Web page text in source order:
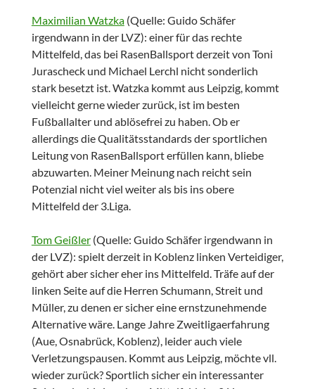
Maximilian Watzka(Quelle: Guido Schäfer
irgendwann in der LVZ): einer für das rechte
Mittelfeld, das bei RasenBallsport derzeit von Toni
Jurascheck und Michael Lerchl nicht sonderlich
stark besetzt ist. Watzka kommt aus Leipzig, kommt
vielleicht gerne wieder zurück, ist im besten
Fußballalter und ablösefrei zu haben. Ob er
allerdings die Qualitätsstandards der sportlichen
Leitung von RasenBallsport erfüllen kann, bliebe
abzuwarten. Meiner Meinung nach reicht sein
Potenzial nicht viel weiter als bis ins obere
Mittelfeld der 3.Liga.
Tom Geißler(Quelle: Guido Schäfer irgendwann in
der LVZ): spielt derzeit in Koblenz linken Verteidiger,
gehört aber sicher eher ins Mittelfeld. Träfe auf der
linken Seite auf die Herren Schumann, Streit und
Müller, zu denen er sicher eine ernstzunehmende
Alternative wäre. Lange Jahre Zweitligaerfahrung
(Aue, Osnabrück, Koblenz), leider auch viele
Verletzungspausen. Kommt aus Leipzig, möchte vll.
wieder zurück? Sportlich sicher ein interessanter